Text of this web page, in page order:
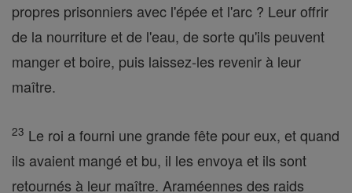
propres prisonniers avec l'épée et l'arc ? Leur offrir
de la nourriture et de l'eau, de sorte qu'ils peuvent
manger et boire, puis laissez-les revenir à leur
maître.
23 Le roi a fourni une grande fête pour eux, et quand
ils avaient mangé et bu, il les envoya et ils sont
retournés à leur maître. Araméennes des raids